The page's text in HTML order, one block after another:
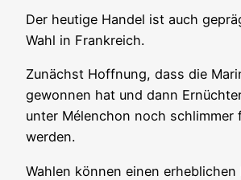
Der heu­ti­ge Han­del ist auch
Wahl in Frankreich.
Zunächst Hoff­nung, dass die
gewon­nen hat und dann
unter Mélen­chon noch schlim­mer
werden.
Wah­len kön­nen einen